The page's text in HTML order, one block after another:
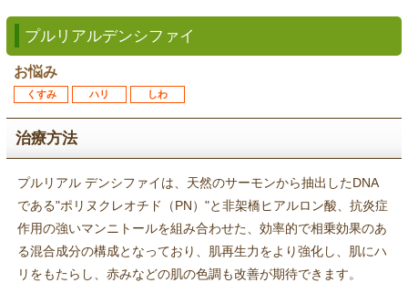
プルリアルデンシファイ
お悩み
くすみ ハリ しわ
治療方法
プルリアル デンシファイは、天然のサーモンから抽出したDNA
である"ポリヌクレオチド（PN）"と非架橋ヒアルロン酸、抗炎症
作用の強いマンニトールを組み合わせた、効率的で相乗効果のあ
る混合成分の構成となっており、肌再生力をより強化し、肌にハ
リをもたらし、赤みなどの肌の色調も改善が期待できます。